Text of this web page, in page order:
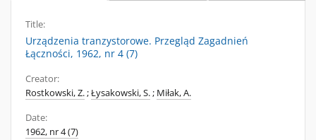
Title:
Urządzenia tranzystorowe. Przegląd Zagadnień
Łączności, 1962, nr 4 (7)
Creator:
Rostkowski, Z.;Łysakowski, S.; Miłak, A.
Date:
1962, nr 4 (7)